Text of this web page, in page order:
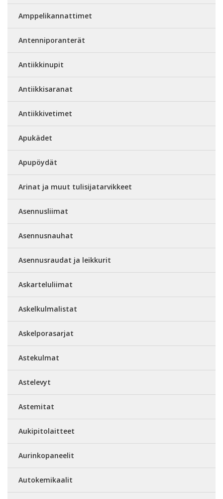
Amppelikannattimet
Antenniporanterät
Antiikkinupit
Antiikkisaranat
Antiikkivetimet
Apukädet
Apupöydät
Arinat ja muut tulisijatarvikkeet
Asennusliimat
Asennusnauhat
Asennusraudat ja leikkurit
Askarteluliimat
Askelkulmalistat
Askelporasarjat
Astekulmat
Astelevyt
Astemitat
Aukipitolaitteet
Aurinkopaneelit
Autokemikaalit